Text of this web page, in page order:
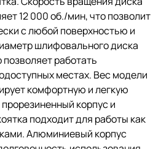
12 000 об./мин, что позволит
с любой поверхностью и
шлифовального диска
работать
местах. Вес модели
комфортную и легкую
корпус и
подходит для работы как
Алюминиевый корпус